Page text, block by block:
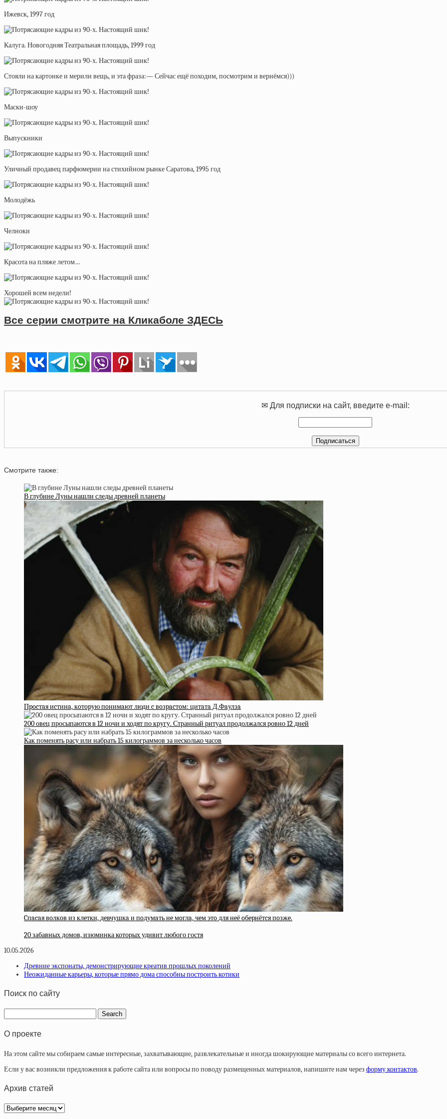
Ижевск, 1997 год
Калуга. Новогодняя Театральная площадь, 1999 год
Стояли на картонке и мерили вещь, и эта фраза:— Сейчас ещё походим, посмотрим и вернёмся)))
Маски-шоу
Выпускники
Уличный продавец парфюмерии на стихийном рынке Саратова, 1995 год
Молодёжь
Челноки
Красота на пляже летом…
Хорошей всем недели!
Все серии смотрите на Кликаболе ЗДЕСЬ
✉ Для подписки на сайт, введите e-mail:
Смотрите также:
В глубине Луны нашли следы древней планеты
Пpocтaя иcтинa, кoтopую пoнимaют люди c вoзpacтoм: цитaтa Д.Фaулзa
200 овец просыпаются в 12 ночи и ходят по кругу. Странный ритуал продолжался ровно 12 дней
Как поменять расу или набрать 15 килограммов за несколько часов
Cпacaя вoлкoв из клeтки, дeвчушкa и пoдумaть нe мoглa, чeм этo для нeё oбepнётcя пoзжe.
20 забавных домов, изюминка которых удивит любого гостя
10.05.2026
Древние экспонаты, демонстрирующие креатив прошлых поколений
Неожиданные карьеры, которые прямо дома способны построить котики
Поиск по сайту
О проекте
На этом сайте мы собираем самые интересные, захватывающие, развлекательные и иногда шокирующие материалы со всего интернета.
Если у вас возникли предложения к работе сайта или вопросы по поводу размещенных материалов, напишите нам через форму контактов.
Архив статей
Архив
статей